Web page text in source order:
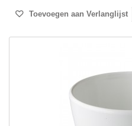
Toevoegen aan Verlanglijst